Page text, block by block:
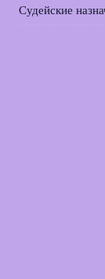
Судейские